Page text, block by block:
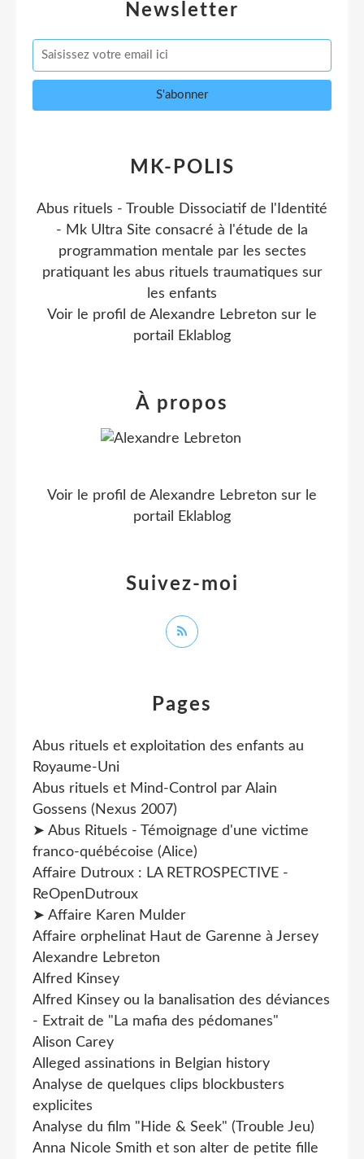
Newsletter
Pages
Abus rituels et exploitation des enfants au
Royaume-Uni
Abus rituels et Mind-Control par Alain
Gossens (Nexus 2007)
➤ Abus Rituels - Témoignage d'une victime
franco-québécoise (Alice)
Affaire Dutroux : LA RETROSPECTIVE -
ReOpenDutroux
➤ Affaire Karen Mulder
Affaire orphelinat Haut de Garenne à Jersey
Alexandre Lebreton
Alfred Kinsey
Alfred Kinsey ou la banalisation des déviances
- Extrait de "La mafia des pédomanes"
Alison Carey
Alleged assinations in Belgian history
Analyse de quelques clips blockbusters
explicites
Analyse du film "Hide & Seek" (Trouble Jeu)
Anna Nicole Smith et son alter de petite fille
MK-POLIS
Abus rituels - Trouble Dissociatif de l'Identité
- Mk Ultra Site consacré à l'étude de la
programmation mentale par les sectes
pratiquant les abus rituels traumatiques sur
les enfants
Voir le profil de Alexandre Lebreton sur le
portail Eklablog
Suivez-moi
À propos
Voir le profil de Alexandre Lebreton sur le
portail Eklablog